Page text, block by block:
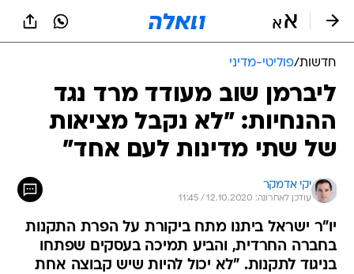
חדשות/פוליטי-מדיני
ליברמן שוב מעודד מרד נגד
ההנחיות: "לא נקבל מציאות
של שתי מדינות לעם אחד"
יקי אדמקר
עודכן לאחרונה: 12.10.2020 / 11:45
יו"ר ישראל ביתנו מתח ביקורת על הפרת התקנות
בחברה החרדית, והביע תמיכה בעסקים שפתחו
בניגוד לתקנות. "לא יכול להיות שיש קבוצה אחת